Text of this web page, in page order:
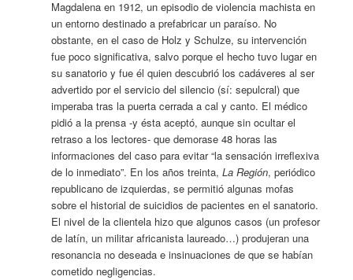
Magdalena en 1912, un episodio de violencia machista en
un entorno destinado a prefabricar un paraíso. No
obstante, en el caso de Holz y Schulze, su intervención
fue poco significativa, salvo porque el hecho tuvo lugar en
su sanatorio y fue él quien descubrió los cadáveres al ser
advertido por el servicio del silencio (sí: sepulcral) que
imperaba tras la puerta cerrada a cal y canto. El médico
pidió a la prensa -y ésta aceptó, aunque sin ocultar el
retraso a los lectores- que demorase 48 horas las
informaciones del caso para evitar “la sensación irreflexiva
de lo inmediato”. En los años treinta,La Región, periódico
republicano de izquierdas, se permitió algunas mofas
sobre el historial de suicidios de pacientes en el sanatorio.
El nivel de la clientela hizo que algunos casos (un profesor
de latín, un militar africanista laureado…) produjeran una
resonancia no deseada e insinuaciones de que se habían
cometido negligencias.